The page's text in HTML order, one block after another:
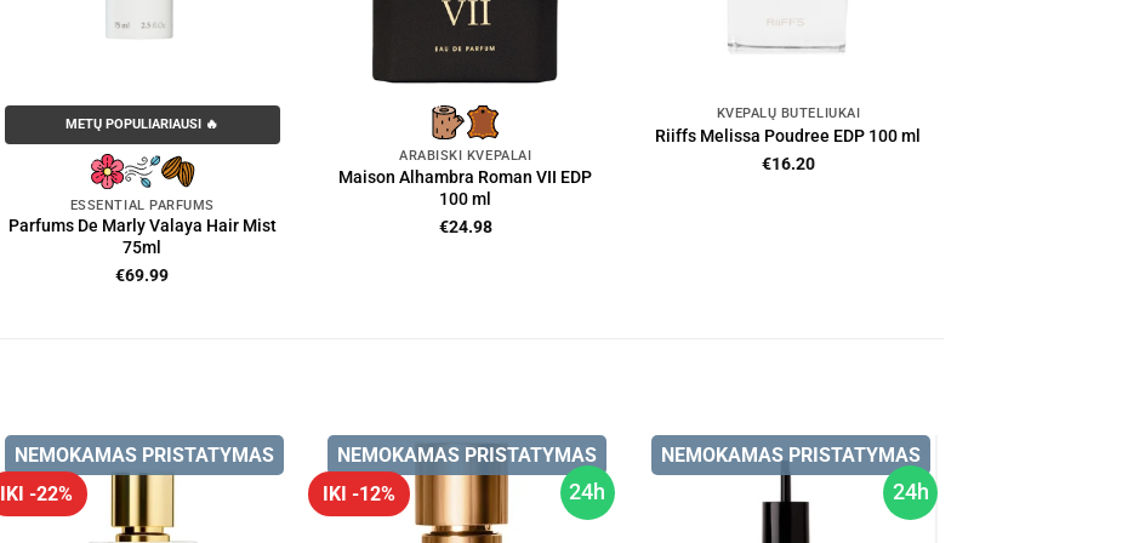
METŲ POPULIARIAUSI 🔥
ESSENTIAL PARFUMS
Parfums De Marly Valaya Hair Mist
75ml
€69.99
ARABIŠKI KVEPALAI
Maison Alhambra Roman VII EDP
100 ml
€24.98
KVEPALŲ BUTELIUKAI
Riiffs Melissa Poudree EDP 100 ml
€16.20
IKI -22%
NEMOKAMAS PRISTATYMAS
24h
IKI -12%
NEMOKAMAS PRISTATYMAS
24h
NEMOKAMAS PRISTATYMAS